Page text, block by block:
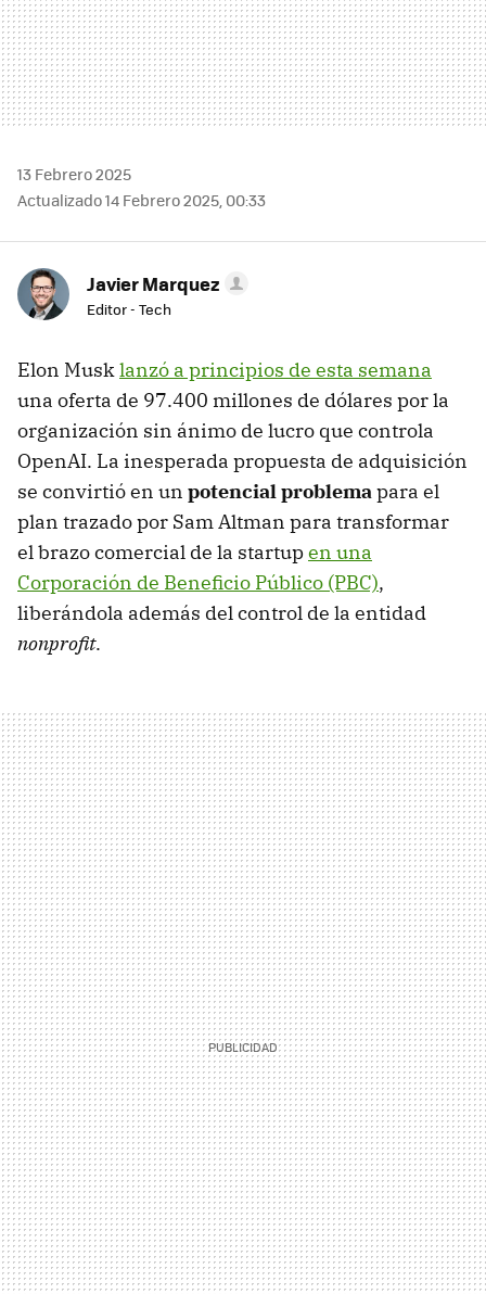
13 Febrero 2025
Actualizado 14 Febrero 2025, 00:33
Javier Marquez
Editor - Tech
Elon Musklanzó a principios de esta semana
una oferta de 97.400 millones de dólares por la
organización sin ánimo de lucro que controla
OpenAI. La inesperada propuesta de adquisición
se convirtió en un potencial problemapara el
plan trazado por Sam Altman para transformar
el brazo comercial de la startupen una
Corporación de Beneficio Público (PBC),
liberándola además del control de la entidad
nonprofit.